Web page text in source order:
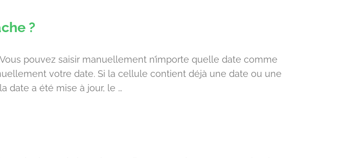
?
pouvez saisir manuellement n’importe quelle date comme
votre date. Si la cellule contient déjà une date ou une
date a été mise à jour, le …